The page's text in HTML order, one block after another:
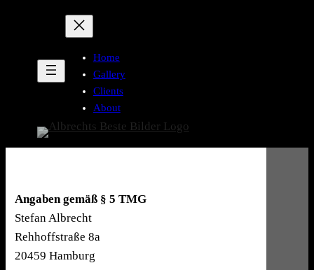
Home
Gallery
Clients
About
Angaben gemäß § 5 TMG
Stefan Albrecht
Rehhoffstraße 8a
20459 Hamburg